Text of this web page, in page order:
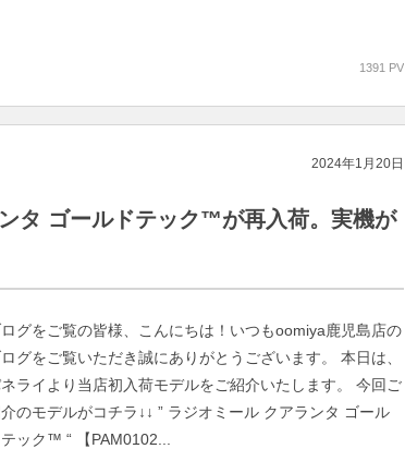
1391 PV
2024年1月20日
タ ゴールドテック™が再入荷。実機が
グをご覧の皆様、こんにちは！いつもoomiya鹿児島店の
グをご覧いただき誠にありがとうございます。 本日は、
ライより当店初入荷モデルをご紹介いたします。 今回ご
のモデルがコチラ↓↓ ” ラジオミール クアランタ ゴール
テック™ “ 【PAM0102...